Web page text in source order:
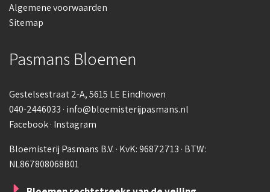
Algemene voorwaarden
Sitemap
Pasmans Bloemen
Gestelsestraat 2-A, 5615 LE Eindhoven
040-2446033 · info@bloemisterijpasmans.nl
Facebook· Instagram
Bloemisterij Pasmans B.V. · KvK: 96872713 · BTW:
NL867808068B01